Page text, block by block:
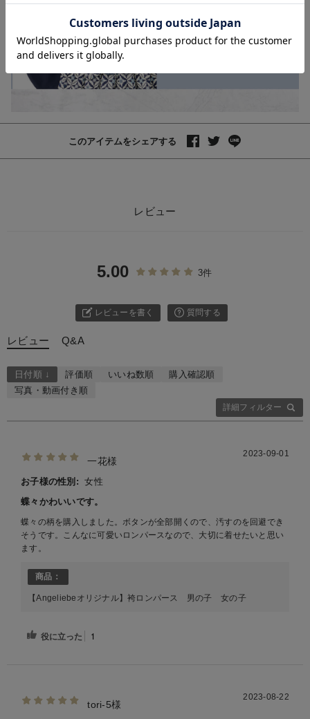
ざし風ヘアバンド
このアイテムをシェアする
レビュー
5.00 3件
レビューを書く 質問する
レビュー Q&A
詳細フィルター
日付順 ↓ 評価順 いいね数順
購入確認順
写真・動画付き順
一花様
2023-09-01
お子様の性別: 女性
蝶々かわいいです。
蝶々の柄を購入しました。ボタンが全部開くので、汚すのを回避でき
そうです。こんなに可愛いロンパースなので、大切に着せたいと思い
ます。
商品：
【Angeliebeオリジナル】袴ロンパース 男の子 女の子
役に立った 1
tori-5様
2023-08-22
お気に入り商品を確認する